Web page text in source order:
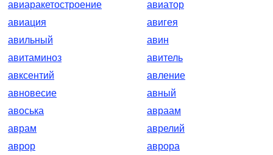
авиаракетостроение
авиатор
авиация
авигея
авильный
авин
авитаминоз
авитель
авксентий
авление
авновесие
авный
авоська
авраам
аврам
аврелий
аврор
аврора